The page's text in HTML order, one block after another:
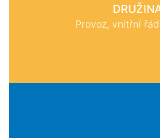
Provoz, vnitřní